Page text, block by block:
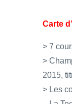
Carte
> 7
>
2015,
> Les